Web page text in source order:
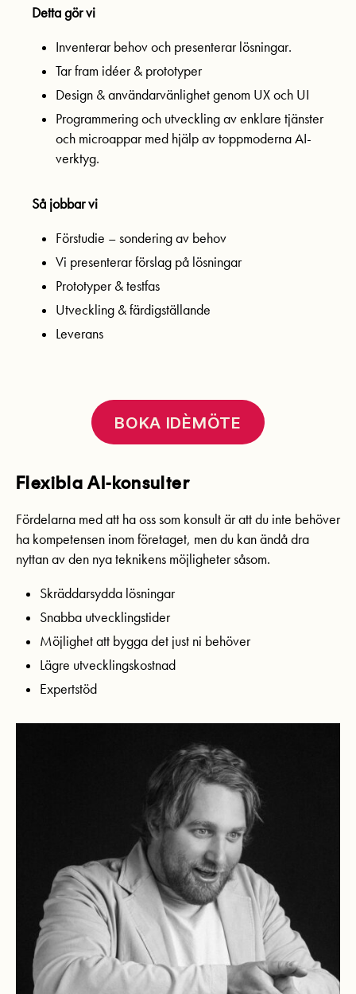
Detta gör vi
Inventerar behov och presenterar lösningar.
Tar fram idéer & prototyper
Design & användarvänlighet genom UX och UI
Programmering och utveckling av enklare tjänster
och microappar med hjälp av toppmoderna AI-
verktyg.
Så jobbar vi
Förstudie – sondering av behov
Vi presenterar förslag på lösningar
Prototyper & testfas
Utveckling & färdigställande
Leverans
BOKA IDÈMÖTE
Flexibla AI-konsulter
Fördelarna med att ha oss som konsult är att du inte behöver
ha kompetensen inom företaget, men du kan ändå dra
nyttan av den nya teknikens möjligheter såsom.
Skräddarsydda lösningar
Snabba utvecklingstider
Möjlighet att bygga det just ni behöver
Lägre utvecklingskostnad
Expertstöd